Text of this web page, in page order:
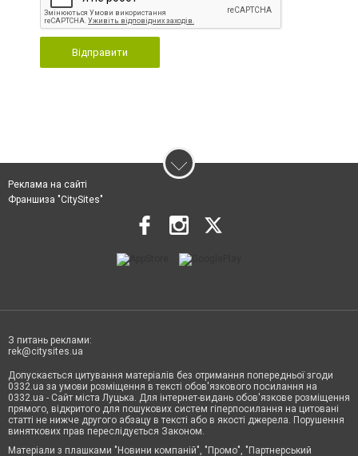
Відправити
Реклама на сайті
Франшиза "CitySites"
З питань реклами:
rek@citysites.ua
Допускається цитування матеріалів без отримання попередньої згоди
0332.ua за умови розміщення в тексті обов'язкового посилання на
0332.ua - Сайт міста Луцька. Для інтернет-видань обов'язкове розміщення
прямого, відкритого для пошукових систем гіперпосилання на цитовані
статті не нижче другого абзацу в тексті або в якості джерела. Порушення
виняткових прав переслідується Законом.
Матеріали з плашками "Новини компаній", "Промо", "Партнерський